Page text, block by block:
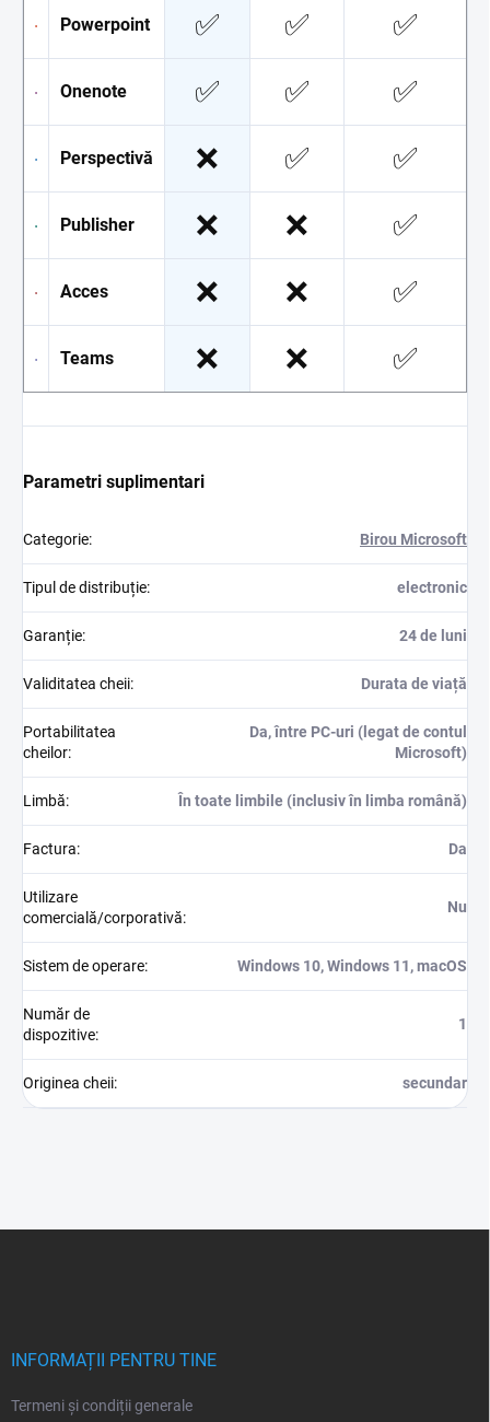
Powerpoint ✅ ✅ ✅
Onenote ✅ ✅ ✅
Perspectivă ❌ ✅ ✅
Publisher ❌ ❌ ✅
Acces ❌ ❌ ✅
Teams ❌ ❌ ✅
Parametri suplimentari
Categorie: Birou Microsoft
Tipul de distribuție: electronic
Garanție: 24 de luni
Validitatea cheii: Durata de viață
Portabilitatea
cheilor:
Da, între PC-uri (legat de contul
Microsoft)
Limbă: În toate limbile (inclusiv în limba română)
Factura: Da
Utilizare
comercială/corporativă:
Nu
Sistem de operare: Windows 10, Windows 11, macOS
Număr de
dispozitive:
1
Originea cheii: secundar
INFORMAȚII PENTRU TINE
Termeni și condiții generale